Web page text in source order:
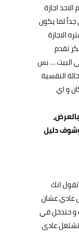
اجازة
جداً لما يكون
الاجازة
تقدم
البيت … بس
النفسية
و اي
دليل
انك
عادي عشان
و حتدخل في
تشتغل عادى